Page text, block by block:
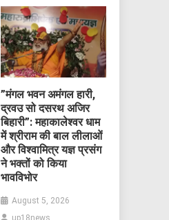
​”मंगल भवन अमंगल हारी,
द्रवउ सो दसरथ अजिर
बिहारी”: महाकालेश्वर धाम
में श्रीराम की बाल लीलाओं
और विश्वामित्र यज्ञ प्रसंग
ने भक्तों को किया
भावविभोर
August 5, 2026
up18news